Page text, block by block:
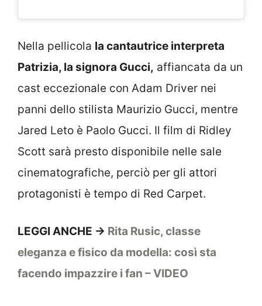
Nella pellicola la cantautrice interpreta
Patrizia, la signora Gucci, affiancata da un
cast eccezionale con Adam Driver nei
panni dello stilista Maurizio Gucci, mentre
Jared Leto è Paolo Gucci. Il film di Ridley
Scott sarà presto disponibile nelle sale
cinematografiche, perciò per gli attori
protagonisti è tempo di Red Carpet.
LEGGI ANCHE -> Rita Rusic, classe
eleganza e fisico da modella: così sta
facendo impazzire i fan – VIDEO